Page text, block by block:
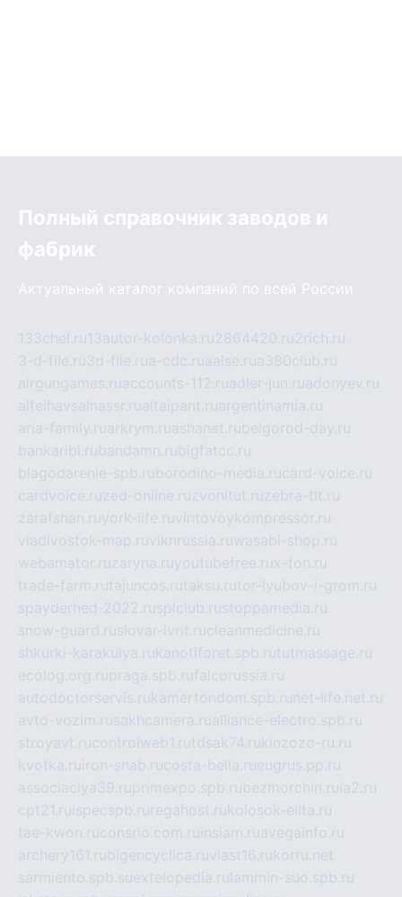
Полный справочник заводов и
фабрик
Актуальный каталог компаний по всей России
133chel.ru13autor-kolonka.ru2864420.ru2rich.ru
3-d-file.ru3d-file.rua-cdc.ruaalse.rua380club.ru
airgungames.ruaccounts-112.ruadler-jun.ruadonyev.ru
alfeihavsalnassr.rualtaipant.ruargentinamia.ru
aria-family.ruarkrym.ruashanet.rubelgorod-day.ru
bankaribi.rubandamn.rubigfatcc.ru
blagodarenie-spb.ruborodino-media.rucard-voice.ru
cardvoice.ruzed-online.ruzvonitut.ruzebra-tlt.ru
zarafshan.ruyork-life.ruvintovoykompressor.ru
vladivostok-map.ruvlknrussia.ruwasabi-shop.ru
webamator.ruzaryna.ruyoutubefree.rux-ton.ru
trade-farm.rutajuncos.rutaksu.rutor-lyubov-i-grom.ru
spayderhed-2022.rusplclub.rustoppamedia.ru
snow-guard.ruslovar-ivrit.rucleanmedicine.ru
shkurki-karakulya.rukanotiforet.spb.rututmassage.ru
ecolog.org.rupraga.spb.rufalcorussia.ru
autodoctorservis.rukamertondom.spb.ru net-life.net.ru
avto-vozim.rusakhcamera.rualliance-electro.spb.ru
stroyavt.rucontrolweb1.rutdsak74.rukinzozo-ru.ru
kvotka.ru iron-snab.rucosta-bella.rueugrus.pp.ru
associaciya39.ruprimexpo.spb.rubezmorchin.ru ia2.ru
cpt21.ru ispecspb.ru regahost.rukolosok-elita.ru
tae-kwon.ruconsrio.com.ru insiam.ruavegainfo.ru
archery161.rubigencyclica.ruvlast16.rukorru.net
sarmiento.spb.suextelopedia.ru lammin-suo.spb.ru